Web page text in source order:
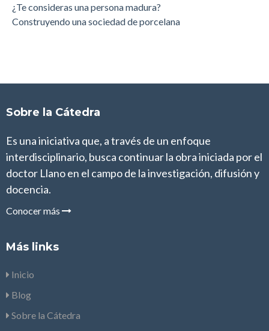
¿Te consideras una persona madura?
Construyendo una sociedad de porcelana
Sobre la Cátedra
Es una iniciativa que, a través de un enfoque
interdisciplinario, busca continuar la obra iniciada por el
doctor Llano en el campo de la investigación, difusión y
docencia.
Conocer más
Más links
Inicio
Blog
Sobre la Cátedra